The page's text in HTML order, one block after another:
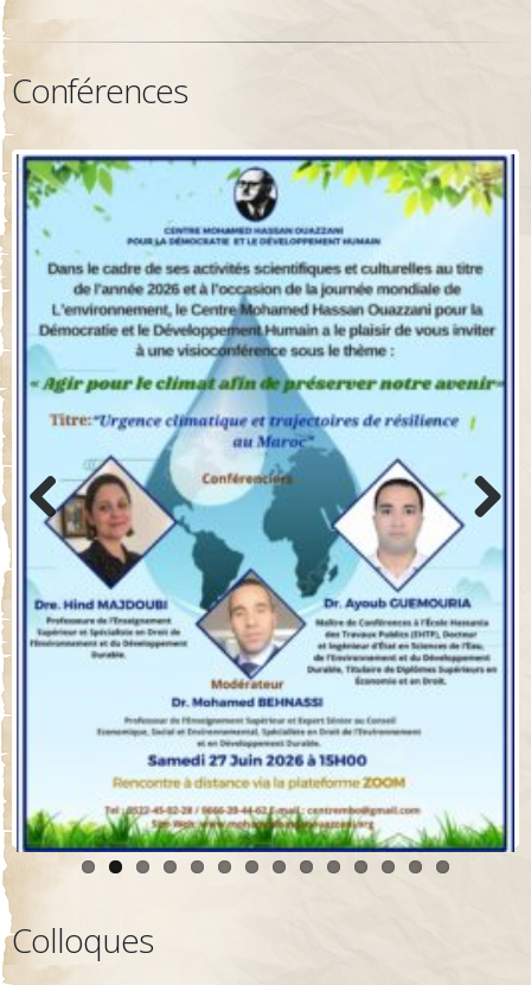
Conférences
Previo
Colloques